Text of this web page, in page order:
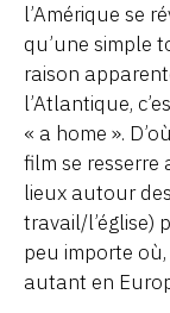
l’Amérique se
qu’une simple
raison
l’Atlantique,
« a home ».
film se
lieux autour
travail/l’église)
peu importe
autant en